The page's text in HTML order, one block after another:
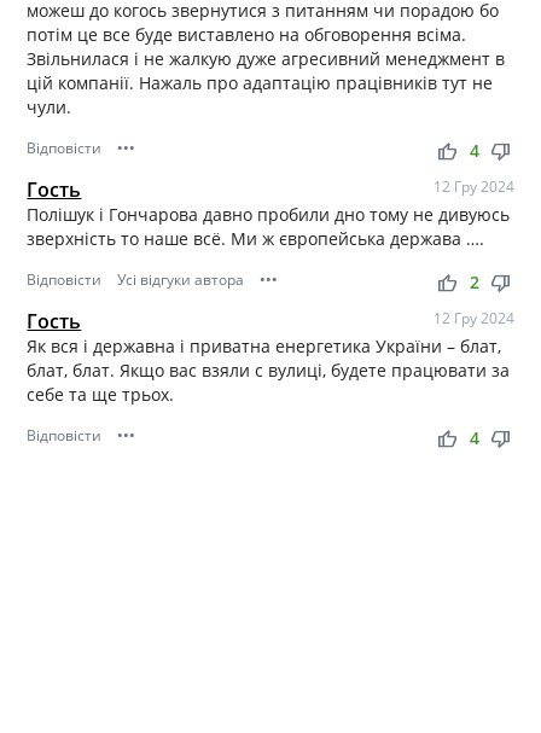
можеш до когось звернутися з питанням чи порадою бо
потім це все буде виставлено на обговорення всіма.
Звільнилася і не жалкую дуже агресивний менеджмент в
цій компанії. Нажаль про адаптацію працівників тут не
чули.
Відповісти ••• thumb_up thumb_down
4
Гость 12 Гру 2024
Полішук і Гончарова давно пробили дно тому не дивуюсь
зверхність то наше всё. Ми ж європейська держава ….
Відповісти Усі відгуки автора ••• thumb_up thumb_down
2
Гость 12 Гру 2024
Як вся і державна і приватна енергетика України – блат,
блат, блат. Якщо вас взяли с вулиці, будете працювати за
себе та ще трьох.
Відповісти ••• thumb_up thumb_down
4